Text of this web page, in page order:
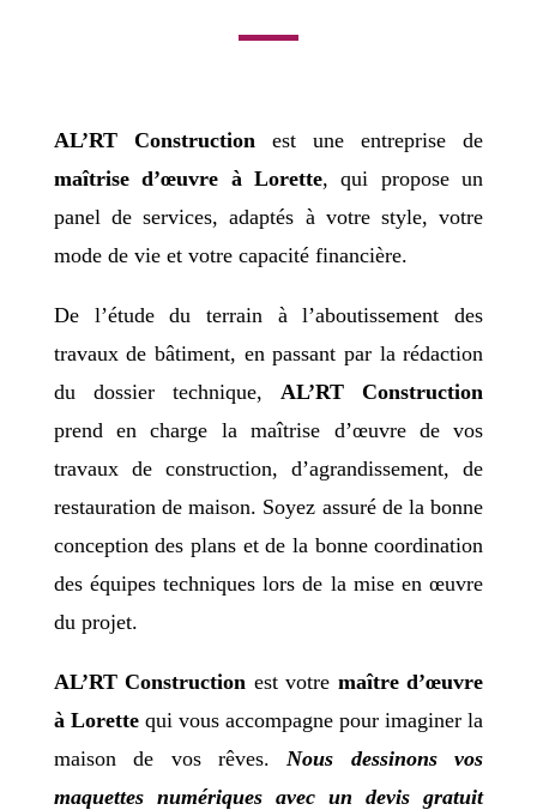
AL’RT Construction est une entreprise de
maîtrise d’œuvre à Lorette, qui propose un
panel de services, adaptés à votre style, votre
mode de vie et votre capacité financière.
De l’étude du terrain à l’aboutissement des
travaux de bâtiment, en passant par la rédaction
du dossier technique, AL’RT Construction
prend en charge la maîtrise d’œuvre de vos
travaux de construction, d’agrandissement, de
restauration de maison. Soyez assuré de la bonne
conception des plans et de la bonne coordination
des équipes techniques lors de la mise en œuvre
du projet.
AL’RT Construction est votre maître d’œuvre
à Lorettequi vous accompagne pour imaginer la
maison de vos rêves. Nous dessinons vos
maquettes numériques avec un devis gratuit